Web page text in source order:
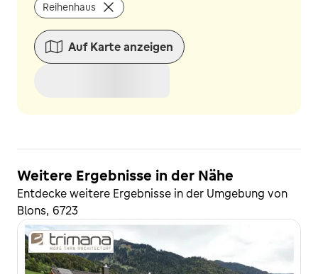
Reihenhaus
Auf Karte anzeigen
Weitere Ergebnisse in der Nähe
Entdecke weitere Ergebnisse in der Umgebung von
Blons, 6723